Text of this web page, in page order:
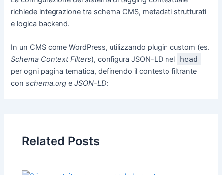
richiede integrazione tra schema CMS, metadati strutturati
e logica backend.
In un CMS come WordPress, utilizzando plugin custom (es.
Schema Context Filters), configura JSON-LD nel
head
per ogni pagina tematica, definendo il contesto filtrante
conschema.org eJSON-LD:
Related Posts